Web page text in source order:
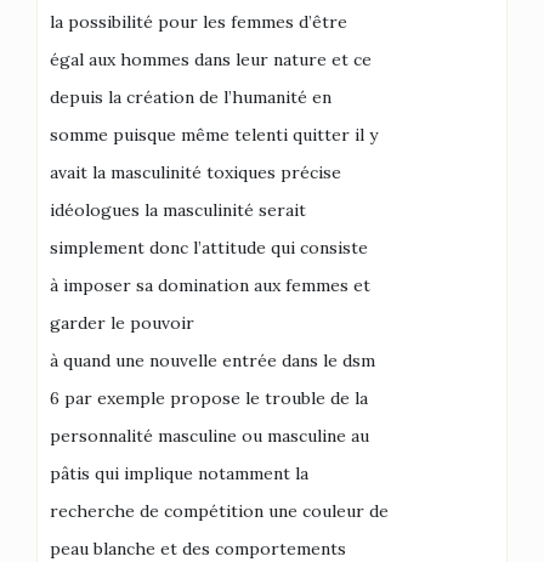
la possibilité pour les femmes d’être
égal aux hommes dans leur nature et ce
depuis la création de l’humanité en
somme puisque même telenti quitter il y
avait la masculinité toxiques précise
idéologues la masculinité serait
simplement donc l’attitude qui consiste
à imposer sa domination aux femmes et
garder le pouvoir
à quand une nouvelle entrée dans le dsm
6 par exemple propose le trouble de la
personnalité masculine ou masculine au
pâtis qui implique notamment la
recherche de compétition une couleur de
peau blanche et des comportements